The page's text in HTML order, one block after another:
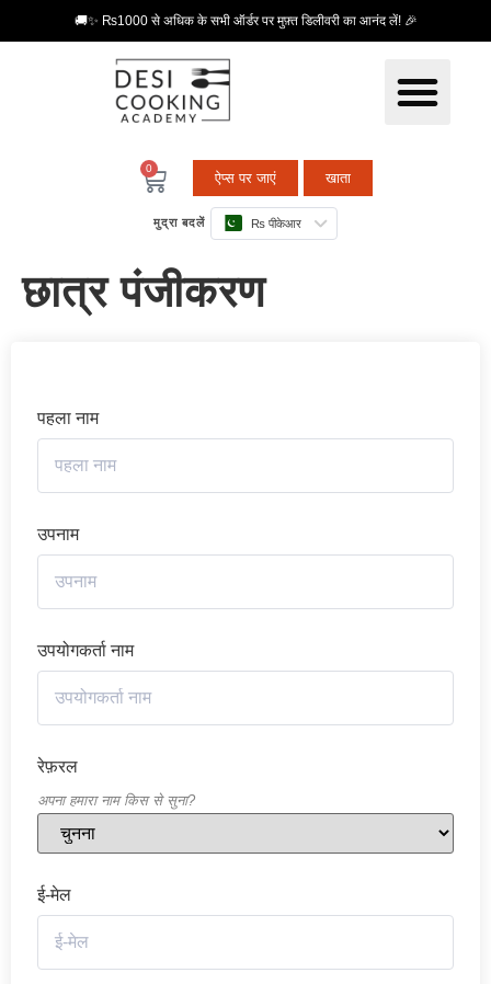
🚚✨ ₨1000 से अधिक के सभी ऑर्डर पर मुफ़्त डिलीवरी का आनंद लें! 🎉
0
ऐप्स पर जाएं खाता
मुद्रा बदलें ₨ पीकेआर
छात्र पंजीकरण
पहला नाम
उपनाम
उपयोगकर्ता नाम
रेफ़रल
अपना हमारा नाम किस से सुना?
ई-मेल